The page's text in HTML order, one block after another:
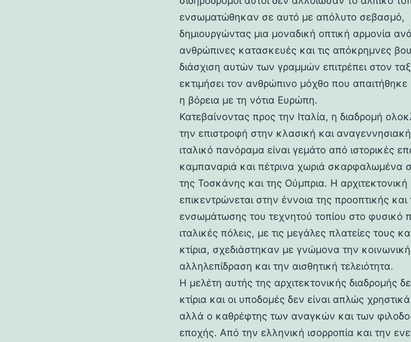
ενσωματώθηκαν σε αυτό με απόλυτο σεβασμό,
δημιουργώντας μια μοναδική οπτική αρμονία
ανθρώπινες κατασκευές και τις απόκρημνες
διάσχιση αυτών των γραμμών επιτρέπει στον
εκτιμήσει τον ανθρώπινο μόχθο που απαιτήθηκε
η βόρεια με τη νότια Ευρώπη.
Κατεβαίνοντας προς την Ιταλία, η διαδρομή
την επιστροφή στην κλασική και
ιταλικό πανόραμα είναι γεμάτο από ιστορικές
καμπαναριά και πέτρινα χωριά σκαρφαλωμένα
της Τοσκάνης και της Ούμπρια. Η
επικεντρώνεται στην έννοια της προοπτικής και
ενσωμάτωσης του τεχνητού τοπίου στο φυσικό
ιταλικές πόλεις, με τις μεγάλες πλατείες τους
κτίρια, σχεδιάστηκαν με γνώμονα την κοινωνική
αλληλεπίδραση και την αισθητική τελειότητα.
Η μελέτη αυτής της αρχιτεκτονικής διαδρομής
κτίρια και οι υποδομές δεν είναι απλώς
αλλά ο καθρέφτης των αναγκών και των
εποχής. Από την ελληνική ισορροπία και την